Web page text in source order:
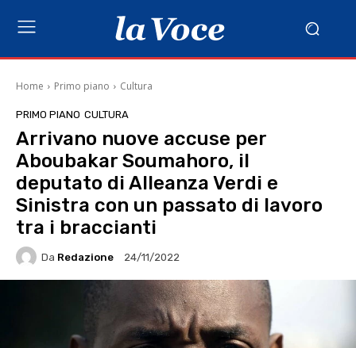
Home Primo piano Cultura
PRIMO PIANO CULTURA
Arrivano nuove accuse per
Aboubakar Soumahoro, il
deputato di Alleanza Verdi e
Sinistra con un passato di lavoro
tra i braccianti
Da Redazione 24/11/2022